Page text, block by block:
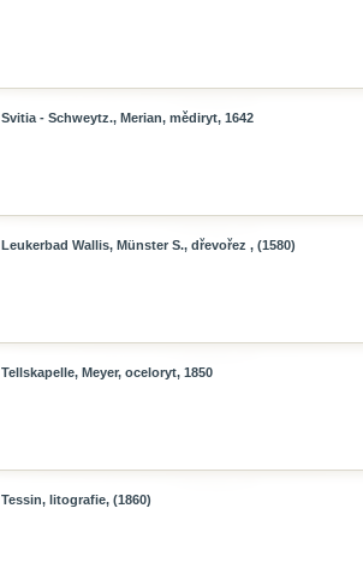
Svitia - Schweytz., Merian, mědiryt, 1642
Leukerbad Wallis, Münster S., dřevořez , (1580)
Tellskapelle, Meyer, oceloryt, 1850
Tessin, litografie, (1860)